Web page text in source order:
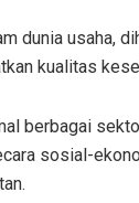
dunia usaha,
kualitas
berbagai
sosial-